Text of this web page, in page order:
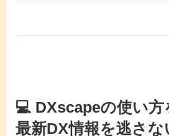
💻 DXscapeの使い方
最新DX情報を逃さな